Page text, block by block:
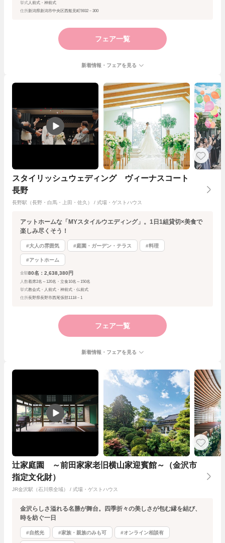
挙式人前式・神前式
住所新潟県新潟市中央区西船見町5932－300
フェア一覧
新着情報・フェアを見る
スタイリッシュウェディング ヴィーナスコート
長野
長野駅（長野・白馬・上田・佐久） / 式場・ゲストハウス
アットホームな「MYスタイルウエディング」。1日1組貸切×美食で
楽しみ尽くそう！
#大人の雰囲気 #庭園・ガーデン・テラス #料理
#アットホーム
金額 80名：2,638,380円
人数着席2名～120名・立食10名～150名
挙式教会式・人前式・神前式・仏前式
住所長野県長野市西尾張部1118－1
フェア一覧
新着情報・フェアを見る
辻家庭園 ～前田家家老旧横山家迎賓館～（金沢市
指定文化財）
JR金沢駅（石川県全域） / 式場・ゲストハウス
金沢らしさ溢れる名勝が舞台。四季折々の美しさが包む縁を結び、
時を紡ぐ一日
#自然光 #家族・親族のみも可 #オンライン相談有